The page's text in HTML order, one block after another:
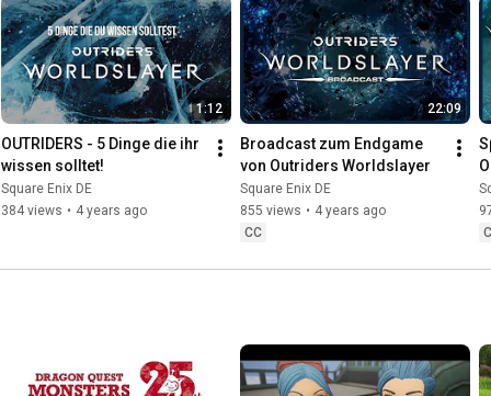
1:12
OUTRIDERS - 5 Dinge die ihr
wissen solltet!
Square Enix DE
384 views • 4 years ago
22:09
Broadcast zum Endgame
von Outriders Worldslayer
Square Enix DE
855 views • 4 years ago
CC